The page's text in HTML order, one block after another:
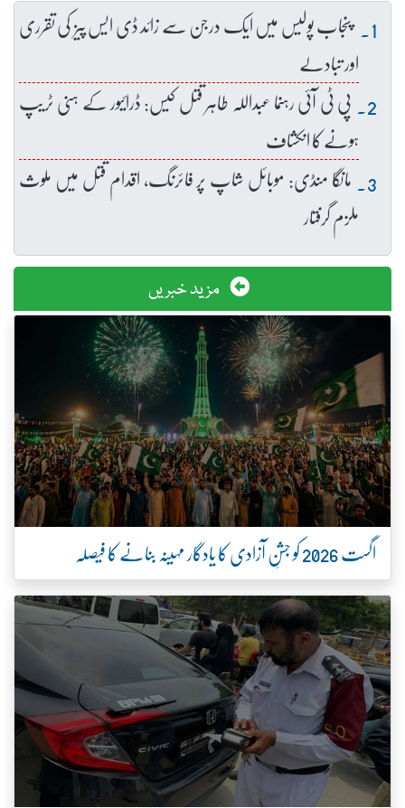
پنجاب پولیس میں ایک درجن سے زائد ڈی ایس پیز کی تقرری
اور تبادلے
پی ٹی آئی رہنما عبداللہ طاہر قتل کیس: ڈرائیور کے ہنی ٹریپ
ہونے کا انکشاف
مانگا منڈی: موبائل شاپ پر فائرنگ، اقدام قتل میں ملوث
ملزم گرفتار
مزید خبریں
اگست 2026 کو جشنِ آزادی کا یادگار مہینہ بنانے کا فیصلہ